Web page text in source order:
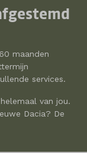
maanden
services.
van jou.
Dacia? De